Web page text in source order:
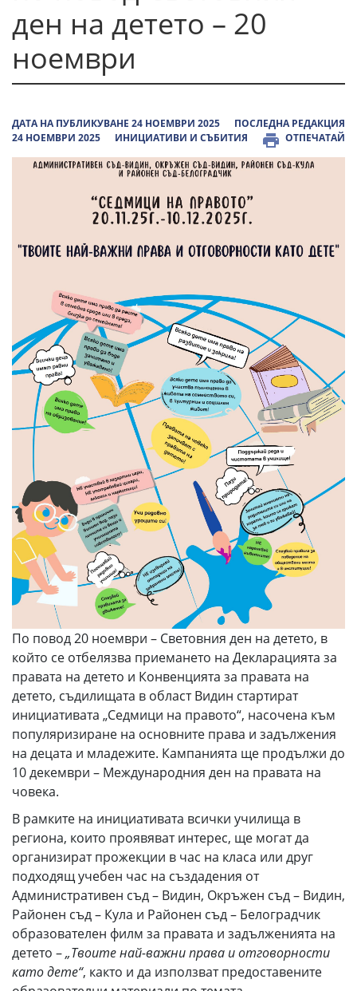
ден на детето – 20
ноември
ДАТА НА ПУБЛИКУВАНЕ 24 НОЕМВРИ 2025
ПОСЛЕДНА РЕДАКЦИЯ
24 НОЕМВРИ 2025
ИНИЦИАТИВИ И СЪБИТИЯ ОТПЕЧАТАЙ
По повод 20 ноември – Световния ден на детето, в
който се отбелязва приемането на Декларацията за
правата на детето и Конвенцията за правата на
детето, съдилищата в област Видин стартират
инициативата „Седмици на правото“, насочена към
популяризиране на основните права и задължения
на децата и младежите. Кампанията ще продължи до
10 декември – Международния ден на правата на
човека.
В рамките на инициативата всички училища в
региона, които проявяват интерес, ще могат да
организират прожекции в час на класа или друг
подходящ учебен час на създадения от
Административен съд – Видин, Окръжен съд – Видин,
Районен съд – Кула и Районен съд – Белоградчик
образователен филм за правата и задълженията на
детето –„Твоите най-важни права и отговорности
като дете“, както и да използват предоставените